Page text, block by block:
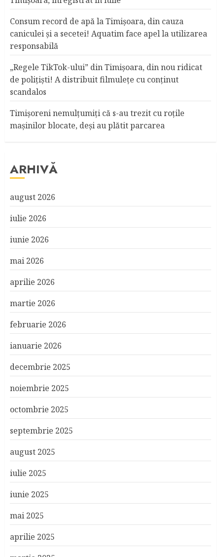
Consum record de apă la Timişoara, din cauza
caniculei şi a secetei! Aquatim face apel la utilizarea
responsabilă
„Regele TikTok-ului” din Timişoara, din nou ridicat
de poliţişti! A distribuit filmuleţe cu conţinut
scandalos
Timişoreni nemulţumiţi că s-au trezit cu roţile
maşinilor blocate, deşi au plătit parcarea
ARHIVĂ
august 2026
iulie 2026
iunie 2026
mai 2026
aprilie 2026
martie 2026
februarie 2026
ianuarie 2026
decembrie 2025
noiembrie 2025
octombrie 2025
septembrie 2025
august 2025
iulie 2025
iunie 2025
mai 2025
aprilie 2025